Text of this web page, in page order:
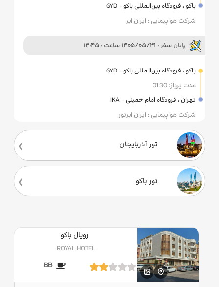
باکو ، فرودگاه بین‌المللی باکو - GYD
شرکت هواپیمایی : ایران ایر
پایان سفر : 1405/05/31 ساعت : 13:45
باکو ، فرودگاه بین‌المللی باکو - GYD
مدت پرواز: 01:30
تهران ، فرودگاه امام خمینی - IKA
شرکت هواپیمایی : ایران ایرتور
تور آذربایجان
تور باکو
رویال باکو
ROYAL HOTEL
BB